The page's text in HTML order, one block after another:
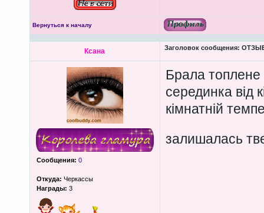
Вернуться к началу
Ксана Заголовок сообщения:
Сообщения: 0
Откуда: Черкассы
Награды: 3
Брала топлене
серединка від
кімнатній
залишалась